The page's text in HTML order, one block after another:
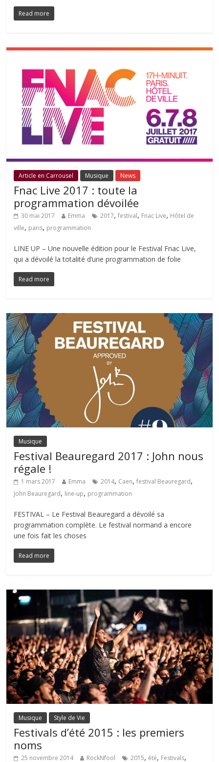
Read more
Article en Carrousel Musique News
Fnac Live 2017 : toute la
programmation dévoilée
30 mai 2017 Emma 2017,festival, Fnac Live, Hôtel de
ville, paris, programmation
LINE UP – Une nouvelle édition pour le Festival Fnac Live,
qui a dévoilé la totalité d’une programmation de folie
Read more
Musique
Festival Beauregard 2017 : John nous
régale !
1 mars 2017 Emma 2014, Caen,festival Beauregard,
John Beauregard, line-up, programmation
FESTIVAL – Le Festival Beauregard a dévoilé sa
programmation complète. Le festival normand a encore
une fois fait les choses
Read more
Musique Style de Vie
Festivals d’été 2015 : les premiers
noms
25 novembre 2014 RockNfool 2015, été, Festivals,